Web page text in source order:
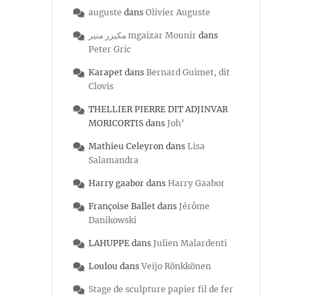
auguste dans Olivier Auguste
مكيزر منير mgaizar Mounir dans
Peter Gric
Karapet dans Bernard Guimet, dit
Clovis
THELLIER PIERRE DIT ADJINVAR
MORICORTIS dans Joh’
Mathieu Celeyron dans Lisa
Salamandra
Harry gaabor dans Harry Gaabor
Françoise Ballet dans Jérôme
Danikowski
LAHUPPE dans Julien Malardenti
Loulou dans Veijo Rönkkönen
Stage de sculpture papier fil de fer